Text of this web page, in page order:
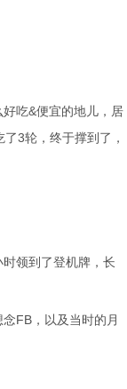
吃&便宜的地儿，居
3轮，终于撑到了，
领到了登机牌，长
FB，以及当时的月